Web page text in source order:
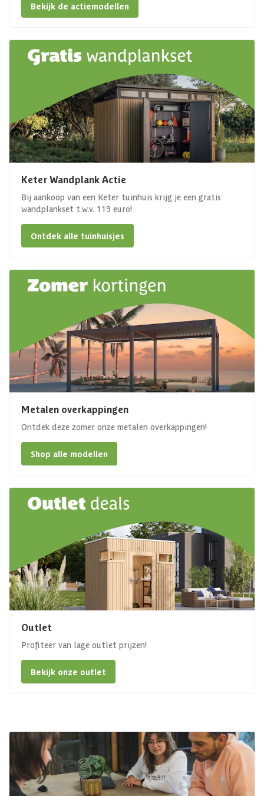
Bekijk de actiemodellen
Keter Wandplank Actie
Bij aankoop van een Keter tuinhuis krijg je een gratis
wandplankset t.w.v. 119 euro!
Ontdek alle tuinhuisjes
Metalen overkappingen
Ontdek deze zomer onze metalen overkappingen!
Shop alle modellen
Outlet
Profiteer van lage outlet prijzen!
Bekijk onze outlet